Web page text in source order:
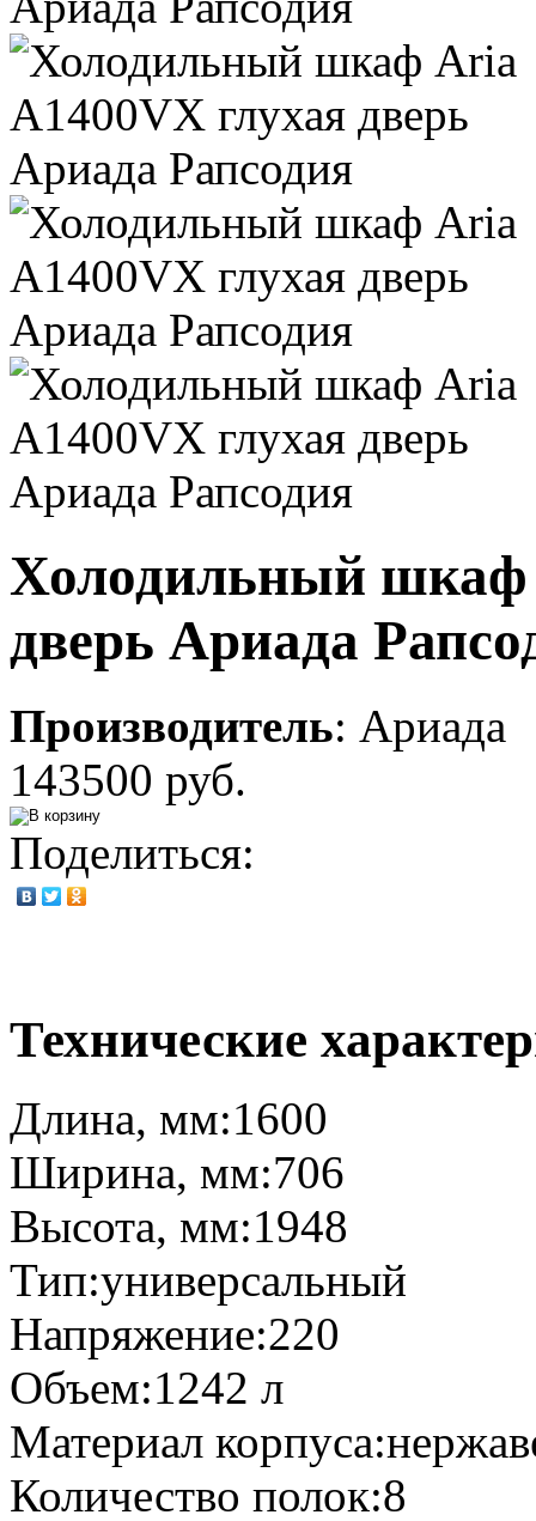
Холодильный шкаф
дверь Ариада
Производитель: Ариада
143500 руб.
Поделиться:
Технические
Длина, мм:1600
Ширина, мм:706
Высота, мм:1948
Тип:универсальный
Напряжение:220
Объем:1242 л
Материал
Количество полок:8